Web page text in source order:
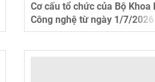
Cơ cấu tổ chức của Bộ Khoa
Công nghệ từ ngày 1/7/2026